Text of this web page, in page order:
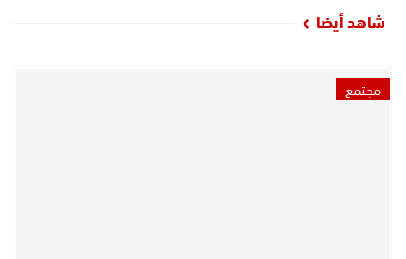
شاهد أيضا
مجتمع